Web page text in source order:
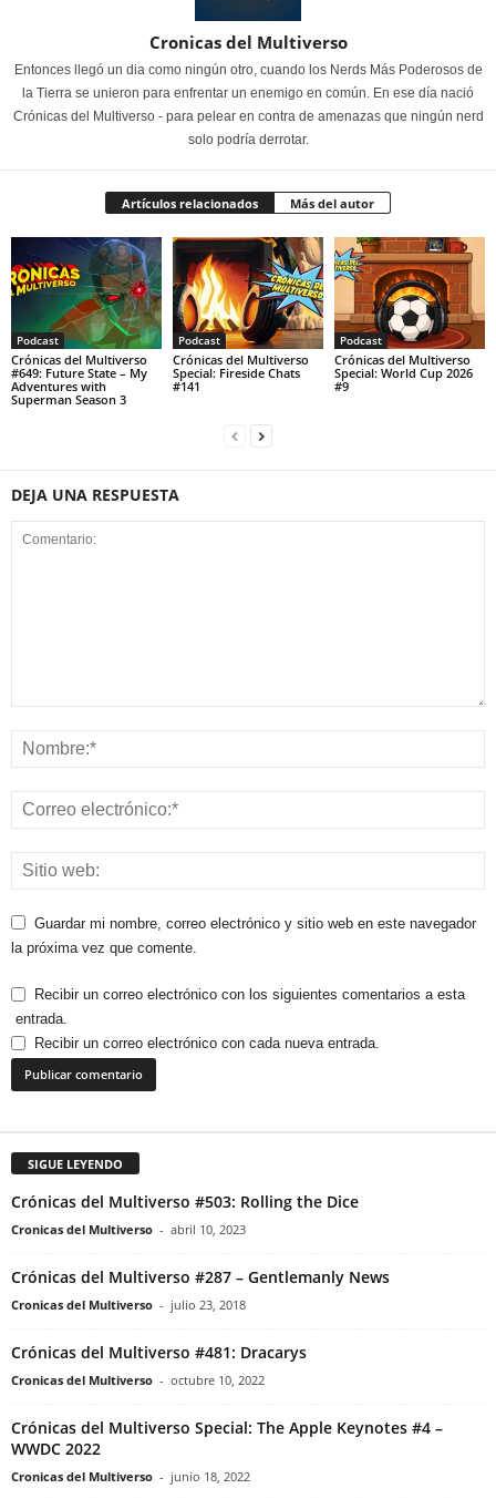
Cronicas del Multiverso
Entonces llegó un dia como ningún otro, cuando los Nerds Más Poderosos de
la Tierra se unieron para enfrentar un enemigo en común. En ese día nació
Crónicas del Multiverso - para pelear en contra de amenazas que ningún nerd
solo podría derrotar.
Artículos relacionados Más del autor
Podcast
Crónicas del Multiverso
#649: Future State – My
Adventures with
Superman Season 3
Podcast
Crónicas del Multiverso
Special: Fireside Chats
#141
Podcast
Crónicas del Multiverso
Special: World Cup 2026
#9
DEJA UNA RESPUESTA
Guardar mi nombre, correo electrónico y sitio web en este navegador
la próxima vez que comente.
Recibir un correo electrónico con los siguientes comentarios a esta
entrada.
Recibir un correo electrónico con cada nueva entrada.
SIGUE LEYENDO
Crónicas del Multiverso #503: Rolling the Dice
Cronicas del Multiverso - abril 10, 2023
Crónicas del Multiverso #287 – Gentlemanly News
Cronicas del Multiverso - julio 23, 2018
Crónicas del Multiverso #481: Dracarys
Cronicas del Multiverso - octubre 10, 2022
Crónicas del Multiverso Special: The Apple Keynotes #4 –
WWDC 2022
Cronicas del Multiverso - junio 18, 2022